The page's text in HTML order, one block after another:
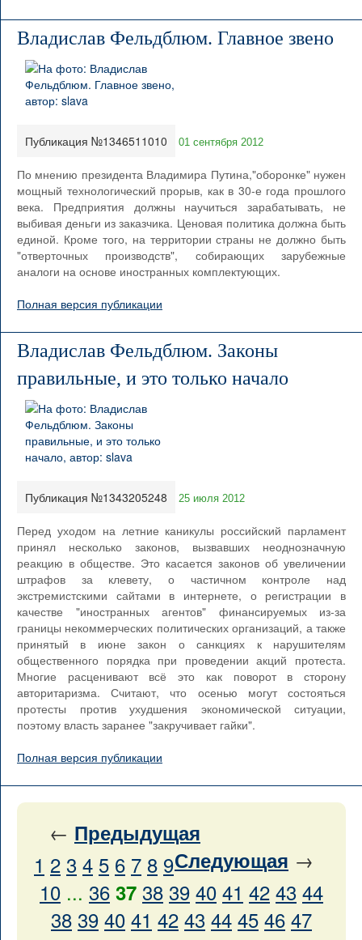
Владислав Фельдблюм. Главное звено
Публикация №1346511010 01 сентября 2012
По мнению президента Владимира Путина,"оборонке" нужен
мощный технологический прорыв, как в 30-е года прошлого
века. Предприятия должны научиться зарабатывать, не
выбивая деньги из заказчика. Ценовая политика должна быть
единой. Кроме того, на территории страны не должно быть
"отверточных производств", собирающих зарубежные
аналоги на основе иностранных комплектующих.
Полная версия публикации
Владислав Фельдблюм. Законы
правильные, и это только начало
Публикация №1343205248 25 июля 2012
Перед уходом на летние каникулы российский парламент
принял несколько законов, вызвавших неоднозначную
реакцию в обществе. Это касается законов об увеличении
штрафов за клевету, о частичном контроле над
экстремистскими сайтами в интернете, о регистрации в
качестве "иностранных агентов" финансируемых из-за
границы некоммерческих политических организаций, а также
принятый в июне закон о санкциях к нарушителям
общественного порядка при проведении акций протеста.
Многие расценивают всё это как поворот в сторону
авторитаризма. Считают, что осенью могут состояться
протесты против ухудшения экономической ситуации,
поэтому власть заранее "закручивает гайки".
Полная версия публикации
← Предыдущая
Следующая →
1 2 3 4 5 6 7 8 9
10 ... 36 37 38 39 40 41 42 43 44
38 39 40 41 42 43 44 45 46 47